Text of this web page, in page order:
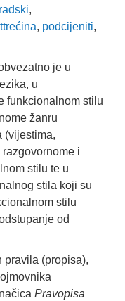
,
, podcijeniti,
je u
u
funkcionalnom stilu
žanru
(vijestima,
i
stilu te u
stila koji su
stilu
od
pravila (propisa),
Pravopisa